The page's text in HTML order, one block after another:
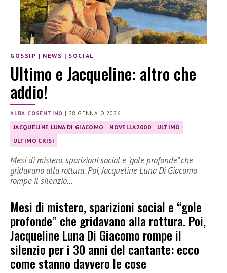
GOSSIP | NEWS | SOCIAL
Ultimo e Jacqueline: altro che
addio!
ALBA COSENTINO | 28 GENNAIO 2026
JACQUELINE LUNA DI GIACOMO NOVELLA2000
ULTIMO
ULTIMO CRISI
Mesi di mistero, sparizioni social e “gole profonde” che
gridavano alla rottura. Poi, Jacqueline Luna Di Giacomo
rompe il silenzio…
Mesi di mistero, sparizioni social e “gole
profonde” che gridavano alla rottura. Poi,
Jacqueline Luna Di Giacomo rompe il
silenzio per i 30 anni del cantante: ecco
come stanno davvero le cose